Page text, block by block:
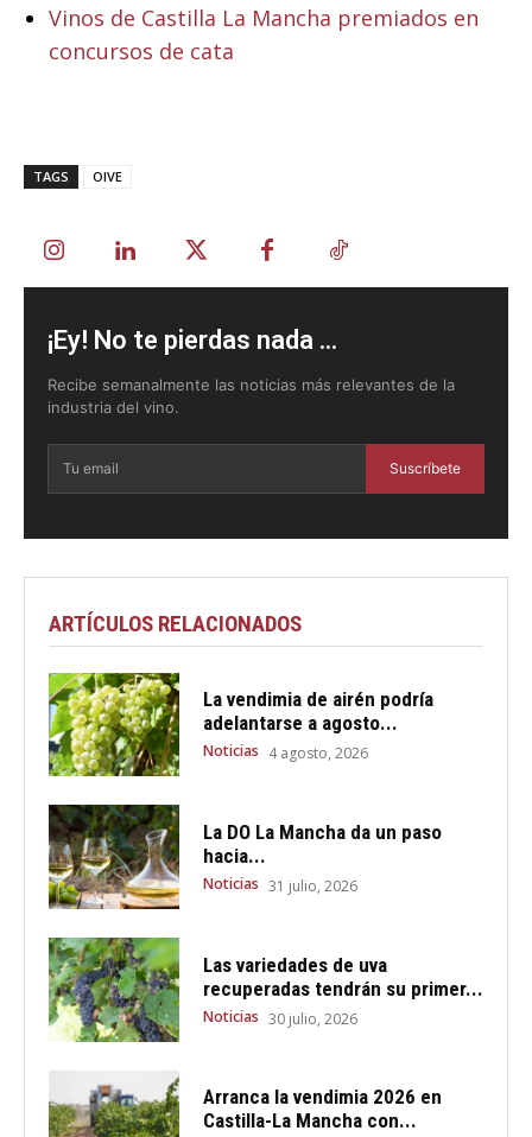
Vinos de Castilla La Mancha premiados en
concursos de cata
TAGS OIVE
¡Ey! No te pierdas nada ...
Recibe semanalmente las noticias más relevantes de la
industria del vino.
Suscríbete
ARTÍCULOS RELACIONADOS
La vendimia de airén podría
adelantarse a agosto...
Noticias 4 agosto, 2026
La DO La Mancha da un paso
hacia...
Noticias 31 julio, 2026
Las variedades de uva
recuperadas tendrán su primer...
Noticias 30 julio, 2026
Arranca la vendimia 2026 en
Castilla-La Mancha con...